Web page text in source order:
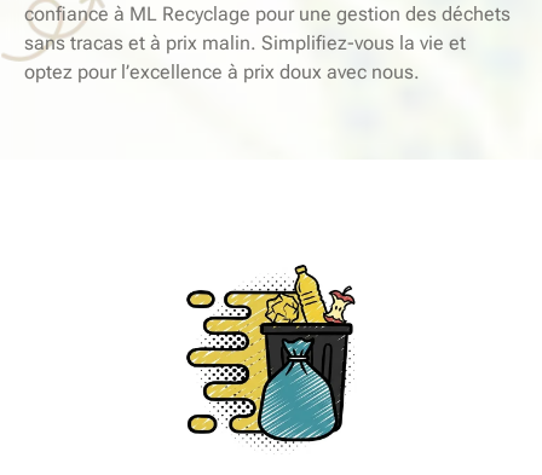
confiance à ML Recyclage pour une gestion des déchets
sans tracas et à prix malin. Simplifiez-vous la vie et
optez pour l’excellence à prix doux avec nous.